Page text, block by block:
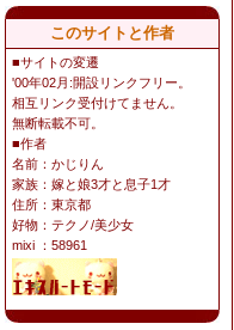
このサイトと作者
■サイトの変遷
'00年02月:開設リンクフリー。
相互リンク受付けてません。
無断転載不可。
■作者
名前：かじりん
家族：嫁と娘3才と息子1才
住所：東京都
好物：テクノ/美少女
mixi ：58961